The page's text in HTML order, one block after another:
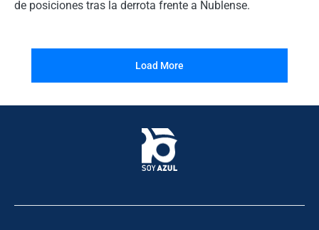
de posiciones tras la derrota frente a Ñublense.
Load More